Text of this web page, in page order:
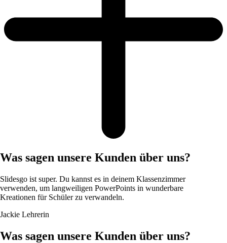
Was sagen unsere Kunden über uns?
Slidesgo ist super. Du kannst es in deinem Klassenzimmer
verwenden, um langweiligen PowerPoints in wunderbare
Kreationen für Schüler zu verwandeln.
Jackie Lehrerin
Was sagen unsere Kunden über uns?